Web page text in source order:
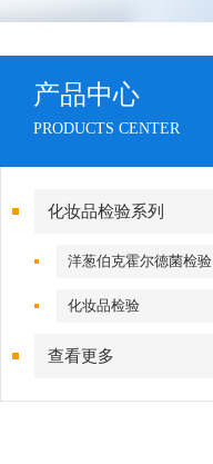
产品中心
PRODUCTS CENTER
化妆品检验系列
洋葱伯克霍尔德菌检验
化妆品检验
查看更多